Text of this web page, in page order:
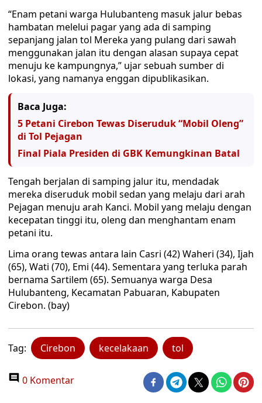
“Enam petani warga Hulubanteng masuk jalur bebas
hambatan melelui pagar yang ada di samping
sepanjang jalan tol Mereka yang pulang dari sawah
menggunakan jalan itu dengan alasan supaya cepat
menuju ke kampungnya,” ujar sebuah sumber di
lokasi, yang namanya enggan dipublikasikan.
Baca Juga:
5 Petani Cirebon Tewas Diseruduk “Mobil Oleng”
di Tol Pejagan
Final Piala Presiden di GBK Kemungkinan Batal
Tengah berjalan di samping jalur itu, mendadak
mereka diseruduk mobil sedan yang melaju dari arah
Pejagan menuju arah Kanci. Mobil yang melaju dengan
kecepatan tinggi itu, oleng dan menghantam enam
petani itu.
Lima orang tewas antara lain Casri (42) Waheri (34), Ijah
(65), Wati (70), Emi (44). Sementara yang terluka parah
bernama Sartilem (65). Semuanya warga Desa
Hulubanteng, Kecamatan Pabuaran, Kabupaten
Cirebon. (bay)
Tag: Cirebon kecelakaan tol
0 Komentar